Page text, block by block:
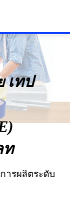
เทป
ท
รผลิตระดับ